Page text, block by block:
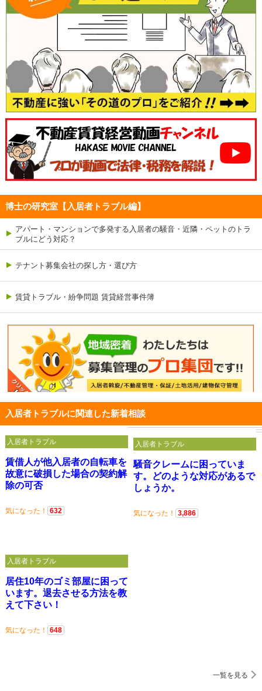
博士の研究室【入居者トラブル編】
アパート・マンションで多発する入居者の騒音・近隣・ペットのトラ
ブルにどう対応？
テナント募集会社の探し方・選び方
賃貸トラブル・紛争問題 賃貸経営事件簿
入居者トラブルに関連した新着相談
賃借人が他入居者の自転車を
故意に破損した場合の契約解
除の可否
気になった！ 632
入居者トラブル
騒音クレームに困っていま
す。どのような対応があるで
しょうか。
気になった！ 3,886
入居者トラブル
居住10年のゴミ部屋に困って
います。退去させる方法を教
えて下さい！
気になった！ 648
入居者トラブル
一覧を見る